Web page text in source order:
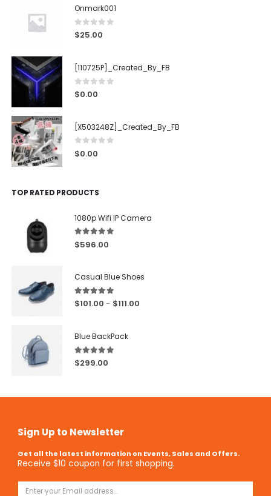
Onmark001
0out of 5
$25.00
[110725P]_Created_By_FB
0out of 5
$0.00
[X503248Z]_Created_By_FB
0 out of 5
$0.00
TOP RATED PRODUCTS
1080p Wifi IP Camera
5.00out of 5
$596.00
Casual Blue Shoes
5.00 out of 5
$101.00 – $111.00
Blue BackPack
5.00out of 5
$299.00
Sign Up to Newsletter
Get all the latest information on Events, Sales and Offers.
Receive $10 coupon for first shopping.